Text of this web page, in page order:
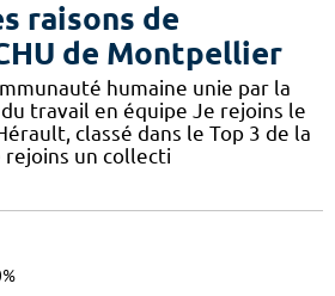
raisons de
de Montpellier
humaine unie par la
travail en équipe Je rejoins le
classé dans le Top 3 de la
rejoins un collecti